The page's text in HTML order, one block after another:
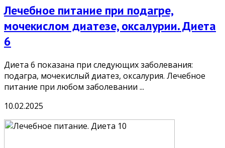
Лечебное питание при подагре,
мочекислом диатезе, оксалурии. Диета
6
Диета 6 показана при следующих заболевания:
подагра, мочекислый диатез, оксалурия. Лечебное
питание при любом заболевании ...
10.02.2025